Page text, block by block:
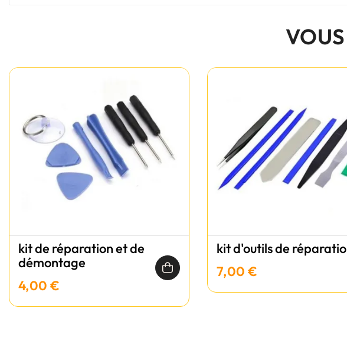
kit de réparation et de
démontage
4,00 €
kit d'outils de
7,00 €